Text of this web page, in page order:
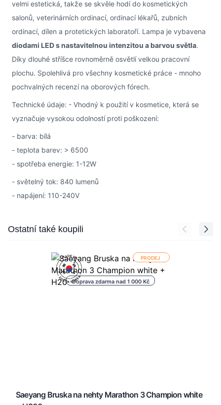
velmi estetická, takže se skvěle hodí do kosmetických
salonů, veterinárních ordinací, ordinací lékařů, zubních
ordinací, dílen a protetických laboratoří. Lampa je vybavena
diodami LED s nastavitelnou intenzitou a barvou světla.
Díky dlouhé stříšce rovnoměrně osvětlí velkou pracovní
plochu. Spolehlivá pro všechny kosmetické práce - mnoho
pochvalných recenzí na oborových fórech.
Technické údaje: - Vhodný k použití v kosmetice, která se
vyznačuje vysokou odolností proti poškození:
- barva: bílá
- teplota barev: > 6500
- spotřeba energie: 1-12W
- světelný tok: 840 lumenů
- napájení: 110-240V
Press to skip carousel
Ostatní také koupili
PRODEJ
Doprava zdarma nad 1 000 Kč
Saeyang Bruska na nehty Marathon 3 Champion white